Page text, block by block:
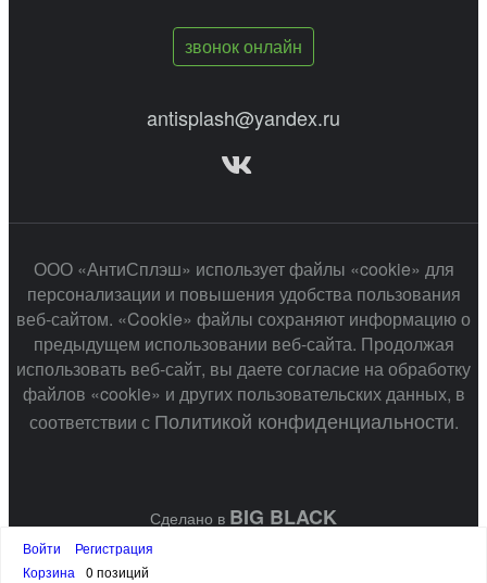
звонок онлайн
antisplash@yandex.ru
ООО «АнтиСплэш» использует файлы «cookie» для
персонализации и повышения удобства пользования
веб-сайтом. «Cookie» файлы сохраняют информацию о
предыдущем использовании веб-сайта. Продолжая
использовать веб-сайт, вы даете согласие на обработку
файлов «cookie» и других пользовательских данных, в
соответствии с Политикой конфиденциальности.
Сделано в BIG BLACK
Войти
Регистрация
Корзина
0 позиций